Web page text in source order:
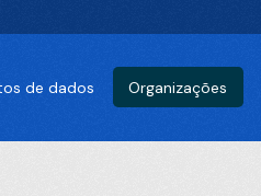
de dados Organizações